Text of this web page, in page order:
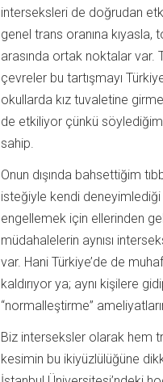
interseksleri de doğrudan
genel trans oranına
arasında ortak noktalar var.
çevreler bu tartışmayı
okullarda kız tuvaletine
de etkiliyor çünkü
sahip.
Onun dışında bahsettiğim
isteğiyle kendi
engellemek için ellerinden
müdahalelerin aynısı
var. Hani Türkiye’de de
kaldırıyor ya; aynı kişilere
“normalleştirme”
Biz interseksler olarak hem
kesimin bu ikiyüzlülüğüne